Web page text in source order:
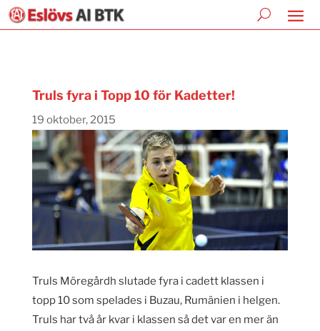
Truls fyra i Topp 10 för Kadetter!
19 oktober, 2015
Truls Möregårdh slutade fyra i cadett klassen i
topp 10 som spelades i Buzau, Rumänien i helgen.
Truls har två år kvar i klassen så det var en mer än